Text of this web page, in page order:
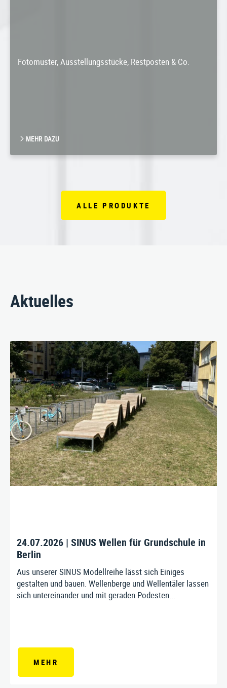
Fotomuster, Ausstellungsstücke, Restposten & Co.
MEHR DAZU
ALLE PRODUKTE
Aktuelles
24.07.2026 | SINUS Wellen für Grundschule in
Berlin
Aus unserer SINUS Modellreihe lässt sich Einiges
gestalten und bauen. Wellenberge und Wellentäler lassen
sich untereinander und mit geraden Podesten...
MEHR